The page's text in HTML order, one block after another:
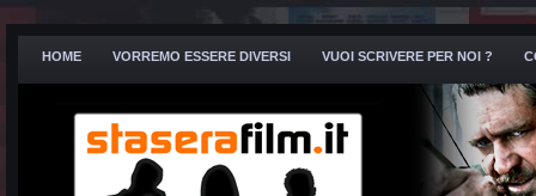
HOME VORREMO ESSERE DIVERSI VUOI SCRIVERE PER NOI ?